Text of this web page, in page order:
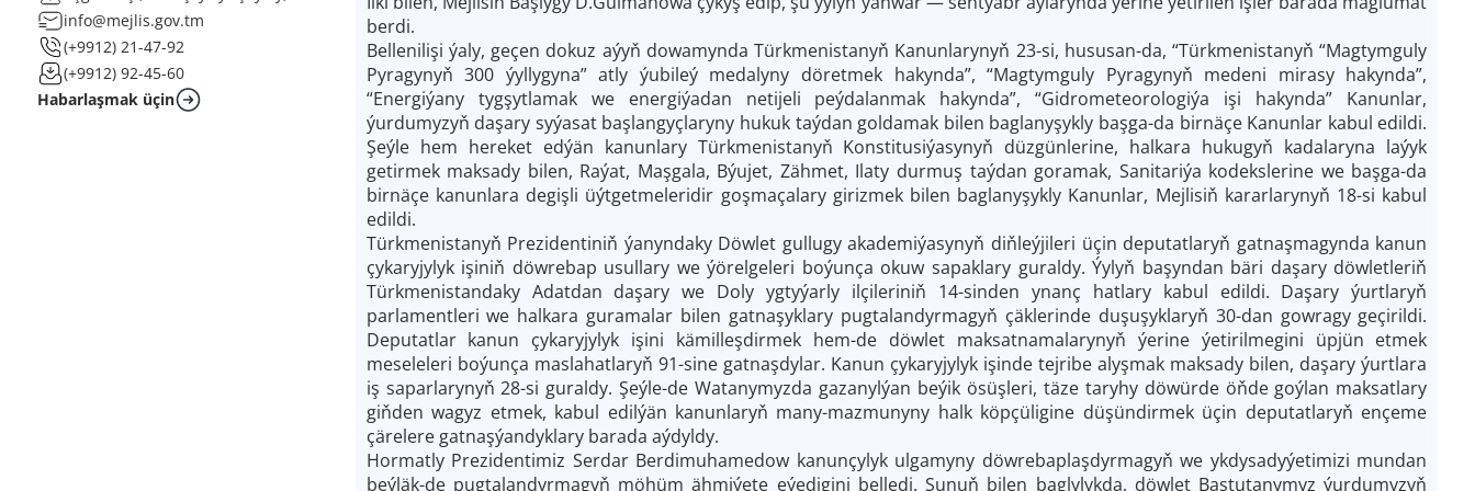
info@mejlis.gov.tm
(+9912) 21-47-92
(+9912) 92-45-60
Habarlaşmak üçin
berdi.
Bellenilişi ýaly, geçen dokuz aýyň dowamynda Türkmenistanyň Kanunlarynyň 23-si, hususan-da, “Türkmenistanyň “Magtymguly
Pyragynyň 300 ýyllygyna” atly ýubileý medalyny döretmek hakynda”, “Magtymguly Pyragynyň medeni mirasy hakynda”,
“Energiýany tygşytlamak we energiýadan netijeli peýdalanmak hakynda”, “Gidrometeorologiýa işi hakynda” Kanunlar,
ýurdumyzyň daşary syýasat başlangyçlaryny hukuk taýdan goldamak bilen baglanyşykly başga-da birnäçe Kanunlar kabul edildi.
Şeýle hem hereket edýän kanunlary Türkmenistanyň Konstitusiýasynyň düzgünlerine, halkara hukugyň kadalaryna laýyk
getirmek maksady bilen, Raýat, Maşgala, Býujet, Zähmet, Ilaty durmuş taýdan goramak, Sanitariýa kodekslerine we başga-da
birnäçe kanunlara degişli üýtgetmeleridir goşmaçalary girizmek bilen baglanyşykly Kanunlar, Mejlisiň kararlarynyň 18-si kabul
edildi.
Türkmenistanyň Prezidentiniň ýanyndaky Döwlet gullugy akademiýasynyň diňleýjileri üçin deputatlaryň gatnaşmagynda kanun
çykaryjylyk işiniň döwrebap usullary we ýörelgeleri boýunça okuw sapaklary guraldy. Ýylyň başyndan bäri daşary döwletleriň
Türkmenistandaky Adatdan daşary we Doly ygtyýarly ilçileriniň 14-sinden ynanç hatlary kabul edildi. Daşary ýurtlaryň
parlamentleri we halkara guramalar bilen gatnaşyklary pugtalandyrmagyň çäklerinde duşuşyklaryň 30-dan gowragy geçirildi.
Deputatlar kanun çykaryjylyk işini kämilleşdirmek hem-de döwlet maksatnamalarynyň ýerine ýetirilmegini üpjün etmek
meseleleri boýunça maslahatlaryň 91-sine gatnaşdylar. Kanun çykaryjylyk işinde tejribe alyşmak maksady bilen, daşary ýurtlara
iş saparlarynyň 28-si guraldy. Şeýle-de Watanymyzda gazanylýan beýik ösüşleri, täze taryhy döwürde öňde goýlan maksatlary
giňden wagyz etmek, kabul edilýän kanunlaryň many-mazmunyny halk köpçüligine düşündirmek üçin deputatlaryň ençeme
çärelere gatnaşýandyklary barada aýdyldy.
Hormatly Prezidentimiz Serdar Berdimuhamedow kanunçylyk ulgamyny döwrebaplaşdyrmagyň we ykdysadyýetimizi mundan
beýläk-de pugtalandyrmagyň möhüm ähmiýete eýedigini belledi. Şunuň bilen baglylykda, döwlet Baştutanymyz ýurdumyzyň